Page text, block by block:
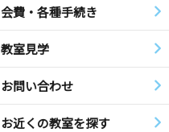
会費・各種手続き
教室見学
お問い合わせ
お近くの教室を探す